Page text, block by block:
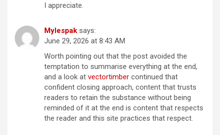
I appreciate.
Mylespak says:
June 29, 2026 at 8:43 AM
Worth pointing out that the post avoided the
temptation to summarise everything at the end,
and a look at vectortimber continued that
confident closing approach, content that trusts
readers to retain the substance without being
reminded of it at the end is content that respects
the reader and this site practices that respect.